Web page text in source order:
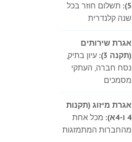
5):
תשלום חוזר בכל
שנה קלנדרית
אגרת שירותים
(תקנה 3):
עיון בתיק,
נסח חברה, העתקי
מסמכים
אגרת מיזוג (תקנות
4 ו-4א):
מכל אחת
מהחברות המתמזגות